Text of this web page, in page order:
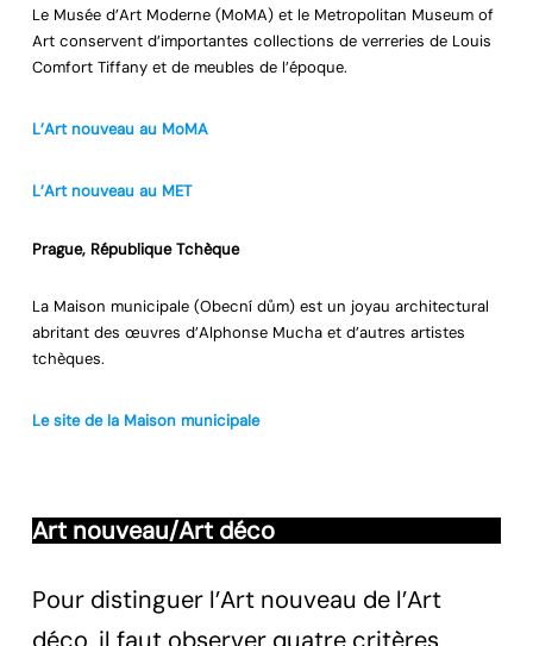
Le Musée d’Art Moderne (MoMA) et le Metropolitan Museum of
Art conservent d’importantes collections de verreries de Louis
Comfort Tiffany et de meubles de l’époque.
L’Art nouveau au MoMA
L’Art nouveau au MET
Prague, République Tchèque
La Maison municipale (Obecní dům) est un joyau architectural
abritant des œuvres d’Alphonse Mucha et d’autres artistes
tchèques.
Le site de la Maison municipale
Art nouveau/Art déco
Pour distinguer l’Art nouveau de l’Art
déco, il faut observer quatre critères